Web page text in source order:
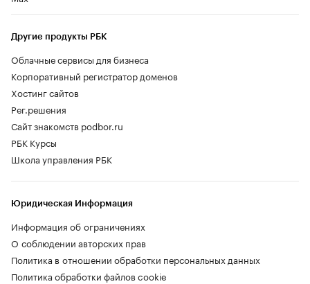
Другие продукты РБК
Облачные сервисы для бизнеса
Корпоративный регистратор доменов
Хостинг сайтов
Рег.решения
Сайт знакомств podbor.ru
РБК Курсы
Школа управления РБК
Юридическая Информация
Информация об ограничениях
О соблюдении авторских прав
Политика в отношении обработки персональных данных
Политика обработки файлов cookie